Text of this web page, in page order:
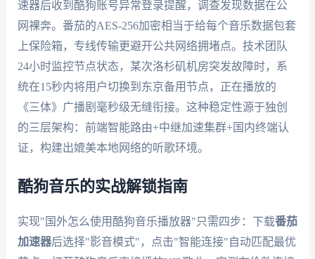
速器后收到酷狗账号异常登录提醒，调查发现数据在公
网裸奔。番茄的AES-256加密相当于给每个音乐数据包套
上保险箱，专线传输更避开公共网络拥堵点。技术团队
24小时监控节点状态，某次洛杉矶机房突发故障时，系
统在15秒内将用户切换到东京备用节点，正在播放的
《三体》广播剧毫秒级无缝衔接。这种稳定性源于独创
的三层架构：前端智能路由+中继加速集群+国内终端认
证，构建出媲美本地网络的听歌环境。
酷狗音乐的实战解锁指南
实现"国外怎么使用酷狗音乐播放器"只需四步：下载番茄
加速器后选择"影音模式"，点击"智能连接"自动匹配最优